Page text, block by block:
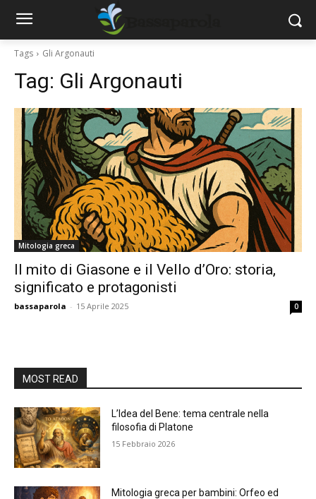
Tags Gli Argonauti
Tag: Gli Argonauti
Mitologia greca
Il mito di Giasone e il Vello d’Oro: storia,
significato e protagonisti
bassaparola - 15 Aprile 2025 0
MOST READ
L’Idea del Bene: tema centrale nella
filosofia di Platone
15 Febbraio 2026
Mitologia greca per bambini: Orfeo ed